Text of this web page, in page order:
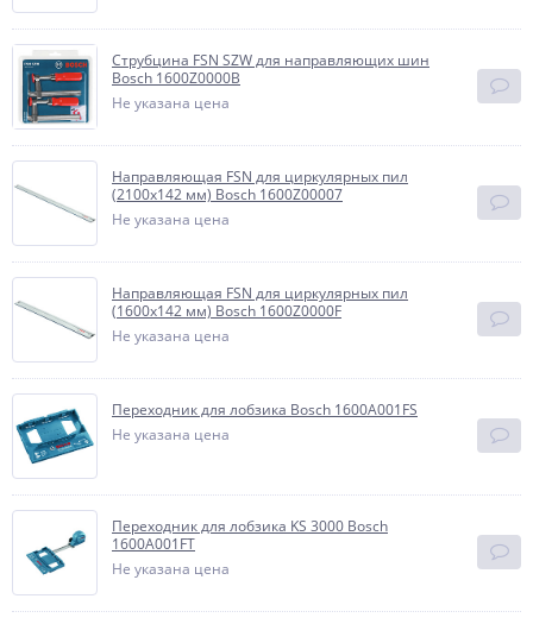
Струбцина FSN SZW для направляющих шин
Bosch 1600Z0000B
Не указана цена
Направляющая FSN для циркулярных пил
(2100х142 мм) Bosch 1600Z00007
Не указана цена
Направляющая FSN для циркулярных пил
(1600х142 мм) Bosch 1600Z0000F
Не указана цена
Переходник для лобзика Bosch 1600A001FS
Не указана цена
Переходник для лобзика KS 3000 Bosch
1600A001FT
Не указана цена